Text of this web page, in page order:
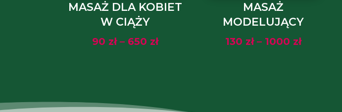
MASAŻ DLA KOBIET
W CIĄŻY
90 zł – 650 złZakres
650 zł
MASAŻ
MODELUJĄCY
130 zł – 1000 złZakres